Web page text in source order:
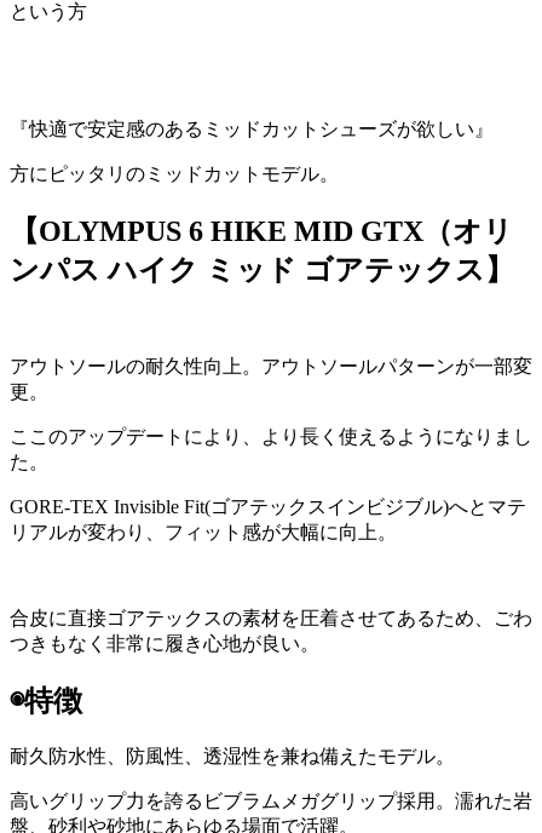
という方
『快適で安定感のあるミッドカットシューズが欲しい』
方にピッタリのミッドカットモデル。
【OLYMPUS 6 HIKE MID GTX（オリ
ンパス ハイク ミッド ゴアテックス】
アウトソールの耐久性向上。アウトソールパターンが一部変
更。
ここのアップデートにより、より長く使えるようになりまし
た。
GORE-TEX Invisible Fit(ゴアテックスインビジブル)へとマテ
リアルが変わり、フィット感が大幅に向上。
合皮に直接ゴアテックスの素材を圧着させてあるため、ごわ
つきもなく非常に履き心地が良い。
◉特徴
耐久防水性、防風性、透湿性を兼ね備えたモデル。
高いグリップ力を誇るビブラムメガグリップ採用。濡れた岩
盤、砂利や砂地にあらゆる場面で活躍。